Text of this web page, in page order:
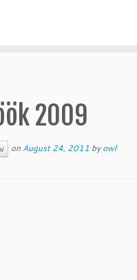
2009
on August 24, 2011 byowl